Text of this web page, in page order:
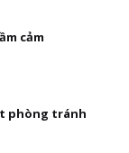
cảm
phòng tránh